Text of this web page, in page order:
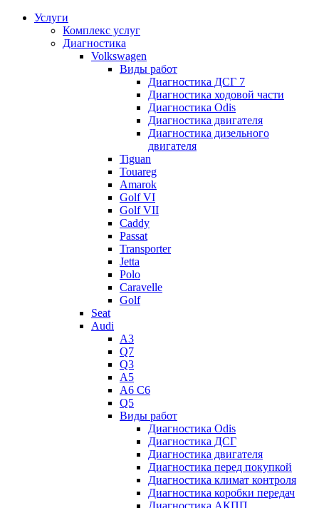
Услуги
Комплекс услуг
Диагностика
Volkswagen
Виды работ
Диагностика ДСГ 7
Диагностика ходовой части
Диагностика Odis
Диагностика двигателя
Диагностика дизельного
двигателя
Tiguan
Touareg
Amarok
Golf VI
Golf VII
Caddy
Passat
Transporter
Jetta
Polo
Caravelle
Golf
Seat
Audi
A3
Q7
Q3
A5
A6 C6
Q5
Виды работ
Диагностика Odis
Диагностика ДСГ
Диагностика двигателя
Диагностика перед покупкой
Диагностика климат контроля
Диагностика коробки передач
Диагностика АКПП